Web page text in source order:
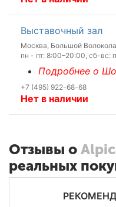
Выставочный зал
Москва, Большой
пн - пт: 8:00–20:00, сб-вс:
Подробнее о
+7 (495) 922-68-68
Нет в наличии
Отзывы о
реальных